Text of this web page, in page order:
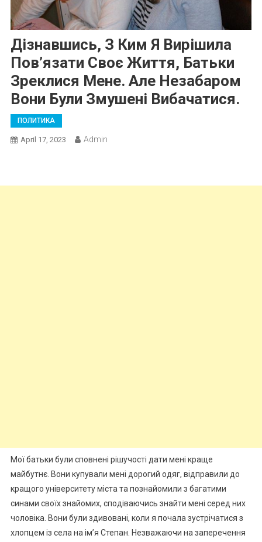
Дізнавшись, З Ким Я Вирішила
Пов’язати Своє Життя, Батьки
Зреклися Мене. Але Незабаром
Вони Були Змушені Вибачатися.
ПОЛИТИКА
April 17, 2023 Admin
Мої батьки були сповнені рішучості дати мені краще
майбутнє. Вони купували мені дорогий одяг, відправили до
кращого університету міста та познайомили з багатими
синами своїх знайомих, сподіваючись знайти мені серед них
чоловіка. Вони були здивовані, коли я почала зустрічатися з
хлопцем із села на ім’я Степан. Незважаючи на заперечення